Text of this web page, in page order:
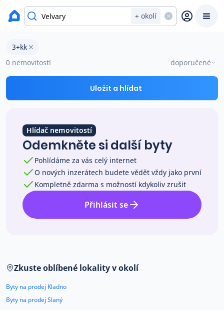
+ okolí
Prodat
Prodej s Reas.cz
Ceny prodaných nemovitostí
Okamžitý výkup
Přehled realitních makléřů
O nás
Kariéra
Kontakt
okres Kladno
Byty 3+kk na prodej Velvary
3+kk
0 nemovitostí
doporučené
Uložit a hlídat
Hlídač nemovitostí
Odemkněte si další byty
Pohlídáme za vás celý internet
O nových inzerátech budete vědět vždy jako první
Kompletně zdarma s možností kdykoliv zrušit
Přihlásit se
Zkuste oblíbené lokality v okolí
Byty na prodej Kladno
Byty na prodej Slaný